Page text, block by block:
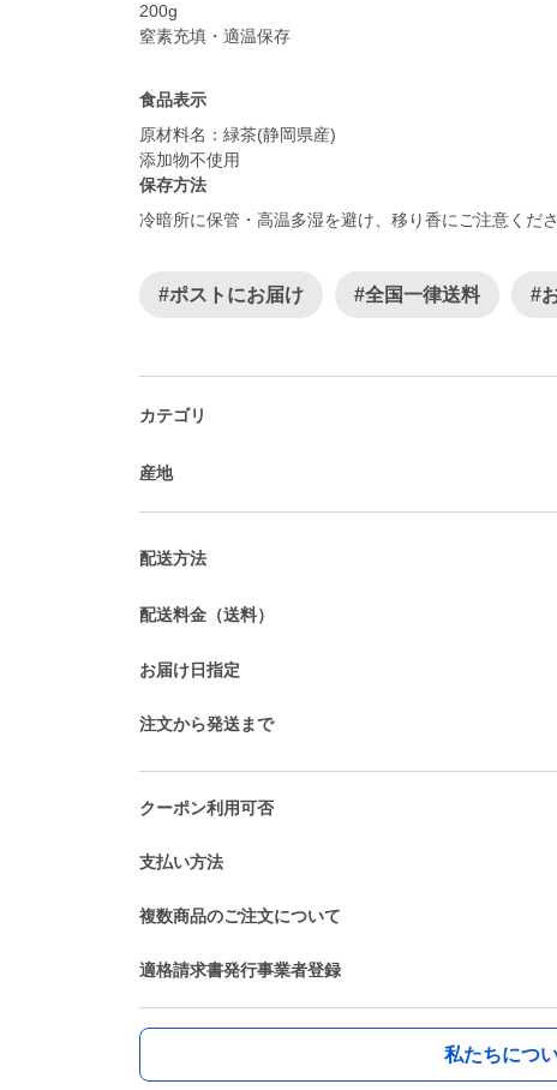
200g
窒素充填・適温保存
食品表示
原材料名：緑茶(静岡県産)
添加物不使用
保存方法
冷暗所に保管・高温多湿を避け、移り香にご注意くだ
#ポストにお届け #全国一律送料 #
カテゴリ
産地
配送方法
配送料金（送料）
お届け日指定
注文から発送まで
クーポン利用可否
支払い方法
複数商品のご注文について
適格請求書発行事業者登録
私たちにつ